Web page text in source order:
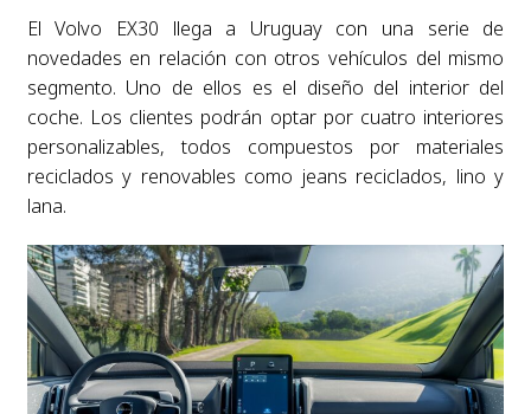
El Volvo EX30 llega a Uruguay con una serie de
novedades en relación con otros vehículos del mismo
segmento. Uno de ellos es el diseño del interior del
coche. Los clientes podrán optar por cuatro interiores
personalizables, todos compuestos por materiales
reciclados y renovables como jeans reciclados, lino y
lana.